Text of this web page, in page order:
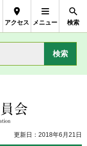
アクセス メニュー 検索
更新日：2018年6月21日